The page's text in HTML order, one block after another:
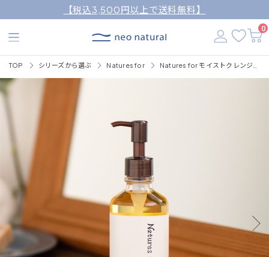
【税込3,500円以上で送料無料】
0
TOP シリーズから選ぶ Natures for